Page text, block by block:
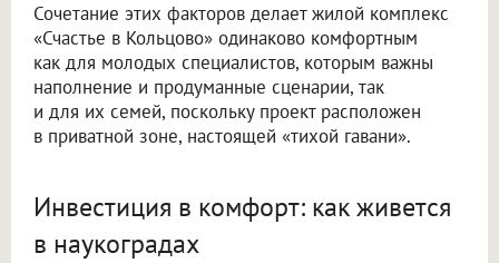
Сочетание этих факторов делает жилой комплекс
«Счастье в Кольцово» одинаково комфортным
как для молодых специалистов, которым важны
наполнение и продуманные сценарии, так
и для их семей, поскольку проект расположен
в приватной зоне, настоящей «тихой гавани».
Инвестиция в комфорт: как живется
в наукоградах